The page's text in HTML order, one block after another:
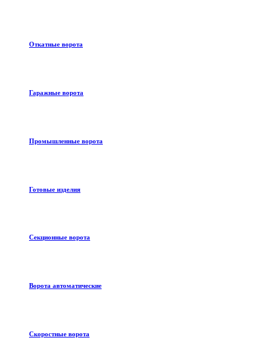
Откатные ворота
Гаражные ворота
Промышленные ворота
Готовые изделия
Секционные ворота
Ворота автоматические
Скоростные ворота